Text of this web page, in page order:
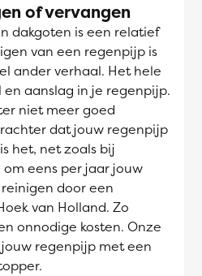
of vervangen
dakgoten is een relatief
van een regenpijp is
ander verhaal. Het hele
aanslag in je regenpijp.
niet meer goed
dat jouw regenpijp
het, net zoals bij
eens per jaar jouw
door een
van Holland. Zo
onnodige kosten. Onze
regenpijp met een